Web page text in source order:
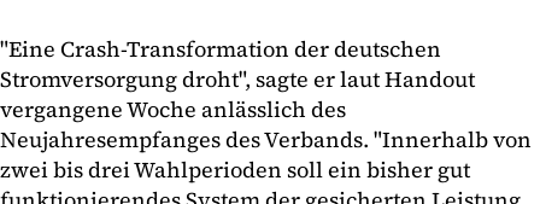
"Eine Crash-Transformation der deutschen
Stromversorgung droht", sagte er laut Handout
vergangene Woche anlässlich des
Neujahresempfanges des Verbands. "Innerhalb von
zwei bis drei Wahlperioden soll ein bisher gut